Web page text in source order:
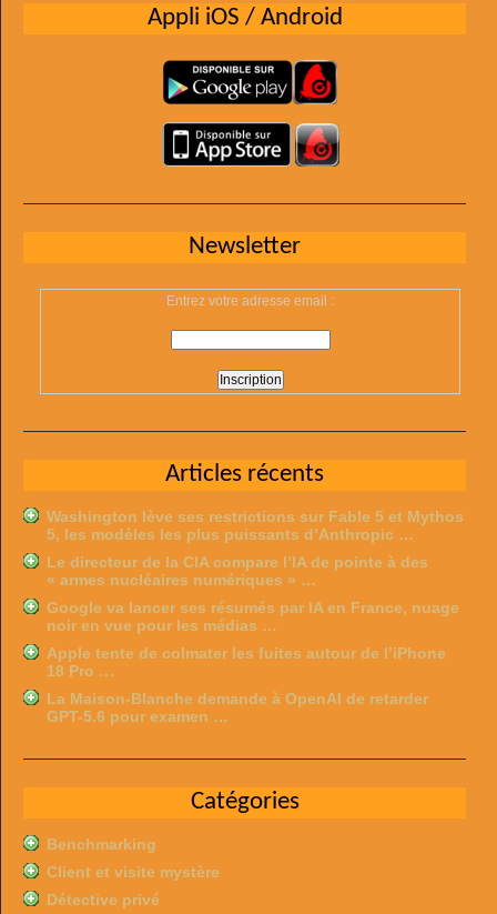
Appli iOS / Android
Newsletter
Entrez votre adresse email :
Articles récents
Washington lève ses restrictions sur Fable 5 et Mythos
5, les modèles les plus puissants d’Anthropic …
Le directeur de la CIA compare l’IA de pointe à des
« armes nucléaires numériques » …
Google va lancer ses résumés par IA en France, nuage
noir en vue pour les médias …
Apple tente de colmater les fuites autour de l’iPhone
18 Pro …
La Maison-Blanche demande à OpenAI de retarder
GPT-5.6 pour examen …
Catégories
Benchmarking
Client et visite mystère
Détective privé